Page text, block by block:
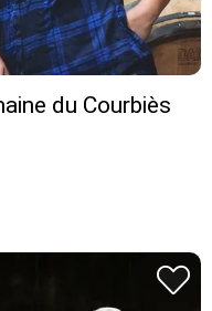
du Courbiès